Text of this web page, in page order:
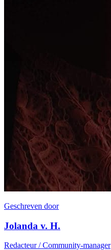
Geschreven door
Jolanda v. H.
Redacteur / Community-manager